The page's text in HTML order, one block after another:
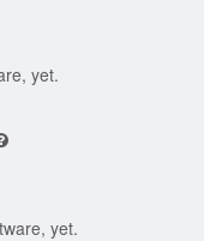
yet.
yet.